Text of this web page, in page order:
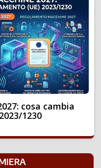
cosa cambia
1230